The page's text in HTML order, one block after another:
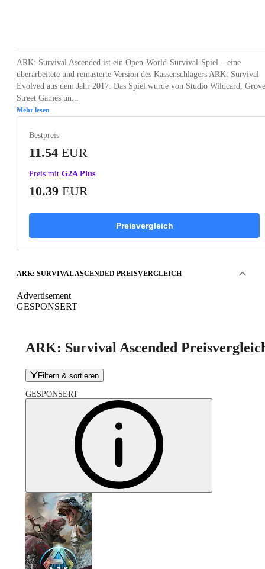
ARK: Survival Ascended ist ein Open-World-Survival-Spiel – eine
überarbeitete und remasterte Version des Kassenschlagers ARK: Survival
Evolved aus dem Jahr 2017. Das Spiel wurde von Studio Wildcard, Grove
Street Games un...
Mehr lesen
Bestpreis
11.54 EUR
Preis mit G2A Plus
10.39 EUR
Preisvergleich
ARK: SURVIVAL ASCENDED PREISVERGLEICH
Advertisement
GESPONSERT
ARK: Survival Ascended
Filtern & sortieren
GESPONSERT